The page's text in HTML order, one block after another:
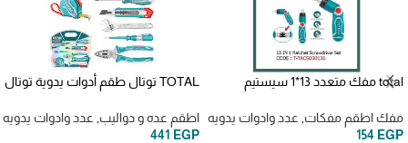
total مفك متعدد 13*1 سيستيم
مفك اطقم مفكات عدد وادوات يدويه
154 EGP
TOTAL توتال طقم أدوات يدوية توتال
اطقم عده و دواليب عدد وادوات يدويه
441 EGP